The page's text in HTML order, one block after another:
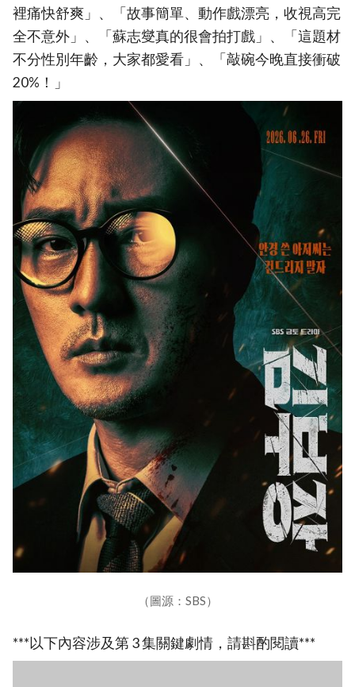
裡痛快舒爽」、「故事簡單、動作戲漂亮，收視高完
全不意外」、「蘇志燮真的很會拍打戲」、「這題材
不分性別年齡，大家都愛看」、「敲碗今晚直接衝破
20%！」
（圖源：SBS）
***以下內容涉及第 3 集關鍵劇情，請斟酌閱讀***